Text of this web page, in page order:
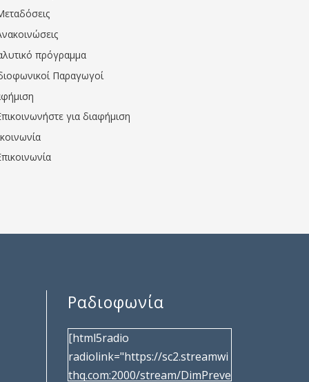
πρόγραμμα
Παραγωγοί
για διαφήμιση
Ραδιοφωνία
[html5radio
radiolink="https://sc2.streamwi
thq.com:2000/stream/DimPreve